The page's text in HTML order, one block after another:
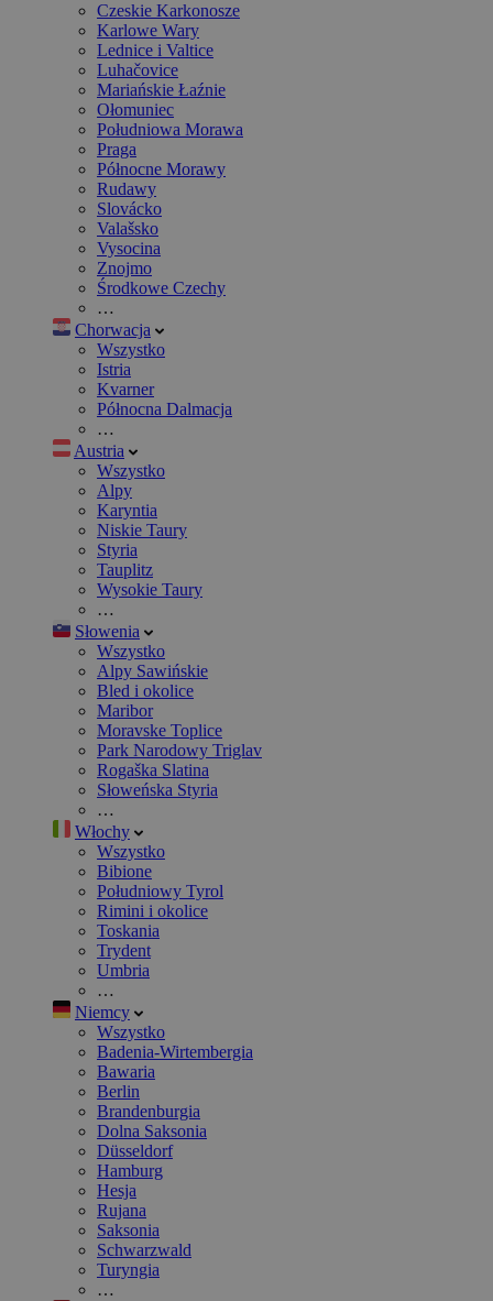
Czeskie Karkonosze
Karlowe Wary
Lednice i Valtice
Luhačovice
Mariańskie Łaźnie
Ołomuniec
Południowa Morawa
Praga
Północne Morawy
Rudawy
Slovácko
Valašsko
Vysocina
Znojmo
Środkowe Czechy
…
Chorwacja
Wszystko
Istria
Kvarner
Północna Dalmacja
…
Austria
Wszystko
Alpy
Karyntia
Niskie Taury
Styria
Tauplitz
Wysokie Taury
…
Słowenia
Wszystko
Alpy Sawińskie
Bled i okolice
Maribor
Moravske Toplice
Park Narodowy Triglav
Rogaška Slatina
Słoweńska Styria
…
Włochy
Wszystko
Bibione
Południowy Tyrol
Rimini i okolice
Toskania
Trydent
Umbria
…
Niemcy
Wszystko
Badenia-Wirtembergia
Bawaria
Berlin
Brandenburgia
Dolna Saksonia
Düsseldorf
Hamburg
Hesja
Rujana
Saksonia
Schwarzwald
Turyngia
…